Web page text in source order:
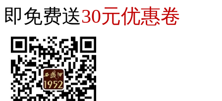
即免费送30元优惠卷